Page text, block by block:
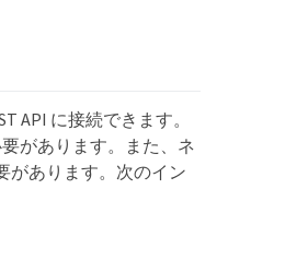
API に接続できます。
があります。また、ネ
があります。次のイン